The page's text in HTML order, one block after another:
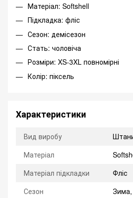
Матеріал: Softshell
Підкладка: фліс
Сезон: демісезон
Стать: чоловіча
Розміри: XS-3XL повномірні
Колір: піксель
Характеристики
Вид виробу
Матеріал
Матеріал підкладки
Фліс
Сезон
Зима,